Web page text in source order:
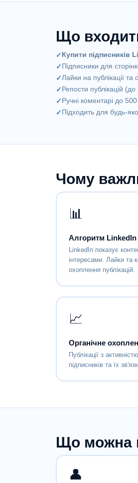
Що
Купити підписників
Підписники для
Лайки на публікації та
Репости публікацій
Ручні коментарі до
Підходить для будь-
Чому
📊
Алгоритм LinkedIn
LinkedIn показує
інтересами. Лайки та
охоплення публікацій.
📈
Органічне
Публікації з
підписників та їх
Що можна
👤